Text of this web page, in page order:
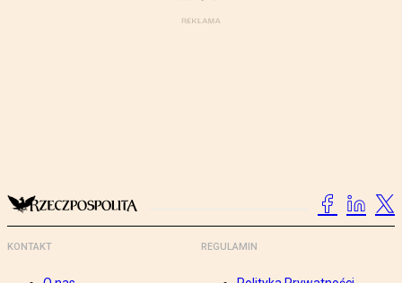
KONTAKT REGULAMIN